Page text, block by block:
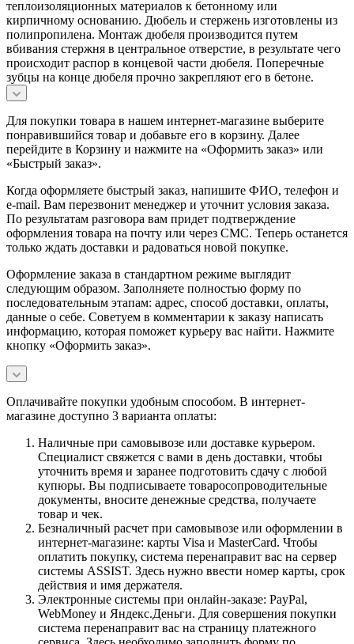
теплоизоляционных материалов к бетонному или
кирпичному основанию. Дюбель и стержень изготовлены из
полипропилена. Монтаж дюбеля производится путем
вбивания стержня в центральное отверстие, в результате чего
происходит распор в концевой части дюбеля. Поперечные
зубцы на конце дюбеля прочно закрепляют его в бетоне.
Для покупки товара в нашем интернет-магазине выберите
понравившийся товар и добавьте его в корзину. Далее
перейдите в Корзину и нажмите на «Оформить заказ» или
«Быстрый заказ».
Когда оформляете быстрый заказ, напишите ФИО, телефон и
e-mail. Вам перезвонит менеджер и уточнит условия заказа.
По результатам разговора вам придет подтверждение
оформления товара на почту или через СМС. Теперь останется
только ждать доставки и радоваться новой покупке.
Оформление заказа в стандартном режиме выглядит
следующим образом. Заполняете полностью форму по
последовательным этапам: адрес, способ доставки, оплаты,
данные о себе. Советуем в комментарии к заказу написать
информацию, которая поможет курьеру вас найти. Нажмите
кнопку «Оформить заказ».
Оплачивайте покупки удобным способом. В интернет-
магазине доступно 3 варианта оплаты:
Наличные при самовывозе или доставке курьером.
Специалист свяжется с вами в день доставки, чтобы
уточнить время и заранее подготовить сдачу с любой
купюры. Вы подписываете товаросопроводительные
документы, вносите денежные средства, получаете
товар и чек.
Безналичный расчет при самовывозе или оформлении в
интернет-магазине: карты Visa и MasterCard. Чтобы
оплатить покупку, система перенаправит вас на сервер
системы ASSIST. Здесь нужно ввести номер карты, срок
действия и имя держателя.
Электронные системы при онлайн-заказе: PayPal,
WebMoney и Яндекс.Деньги. Для совершения покупки
система перенаправит вас на страницу платежного